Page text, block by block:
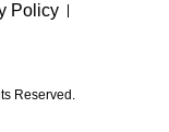
Policy
Reserved.